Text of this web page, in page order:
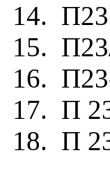
14.
15.
16.
17. П
18. П